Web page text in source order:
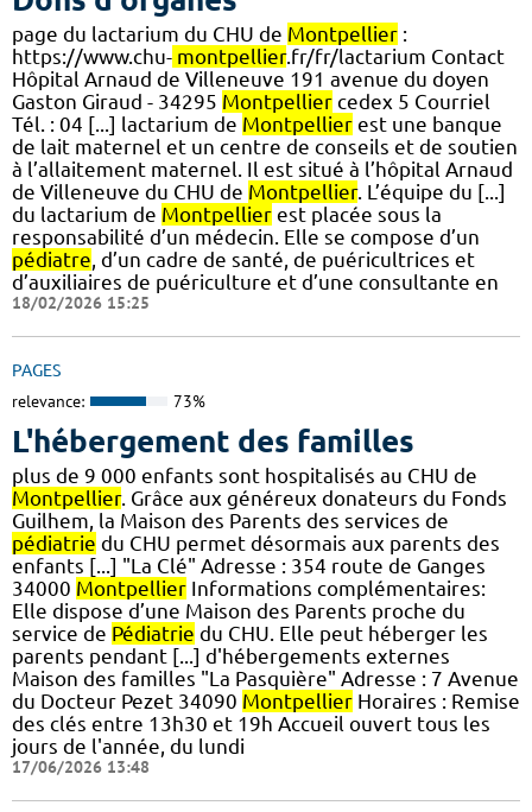
page du lactarium du CHU de Montpellier :
https://www.chu- montpellier.fr/fr/lactarium Contact
Hôpital Arnaud de Villeneuve 191 avenue du doyen
Gaston Giraud - 34295 Montpellier cedex 5 Courriel
Tél. : 04 [...] lactarium de Montpellier est une banque
de lait maternel et un centre de conseils et de soutien
à l’allaitement maternel. Il est situé à l’hôpital Arnaud
de Villeneuve du CHU de Montpellier. L’équipe du [...]
du lactarium de Montpellier est placée sous la
responsabilité d’un médecin. Elle se compose d’un
pédiatre, d’un cadre de santé, de puéricultrices et
d’auxiliaires de puériculture et d’une consultante en
18/02/2026 15:25
PAGES
relevance: 73%
L'hébergement des familles
plus de 9 000 enfants sont hospitalisés au CHU de
Montpellier. Grâce aux généreux donateurs du Fonds
Guilhem, la Maison des Parents des services de
pédiatrie du CHU permet désormais aux parents des
enfants [...] "La Clé" Adresse : 354 route de Ganges
34000 Montpellier Informations complémentaires:
Elle dispose d’une Maison des Parents proche du
service de Pédiatrie du CHU. Elle peut héberger les
parents pendant [...] d'hébergements externes
Maison des familles "La Pasquière" Adresse : 7 Avenue
du Docteur Pezet 34090 Montpellier Horaires : Remise
des clés entre 13h30 et 19h Accueil ouvert tous les
jours de l'année, du lundi
17/06/2026 13:48